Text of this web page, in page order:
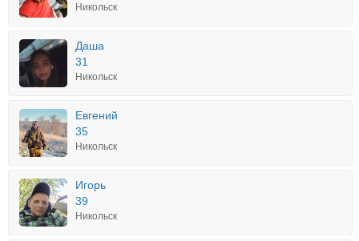
Никольск
Даша
31
Никольск
Евгений
35
Никольск
Игорь
39
Никольск